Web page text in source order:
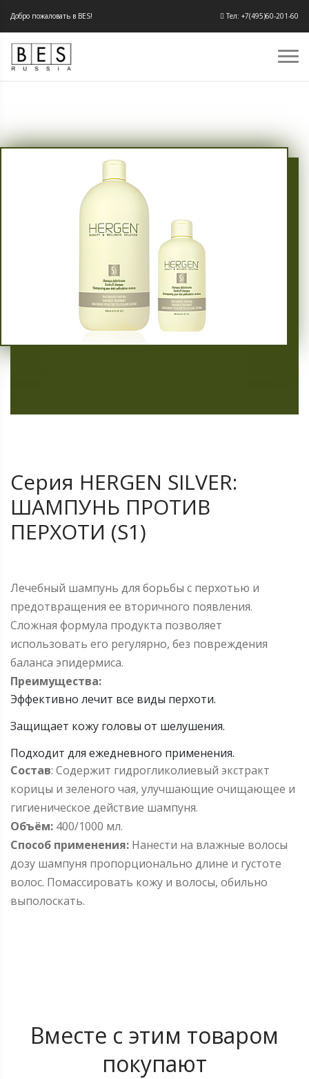
Добро пожаловать в BES! Тел: +7(495)60-201-60
Cерия HERGEN SILVER:
ШАМПУНЬ ПРОТИВ
ПЕРХОТИ (S1)
Лечебный шампунь для борьбы с перхотью и
предотвращения ее вторичного появления.
Сложная формула продукта позволяет
использовать его регулярно, без повреждения
баланса эпидермиса.
Преимущества:
Эффективно лечит все виды перхоти.
Защищает кожу головы от шелушения.
Подходит для ежедневного применения.
Состав: Содержит гидрогликолиевый экстракт
корицы и зеленого чая, улучшающие очищающее и
гигиеническое действие шампуня.
Объём: 400/1000 мл.
Способ применения: Нанести на влажные волосы
дозу шампуня пропорционально длине и густоте
волос. Помассировать кожу и волосы, обильно
выполоскать.
Вместе с этим товаром
покупают